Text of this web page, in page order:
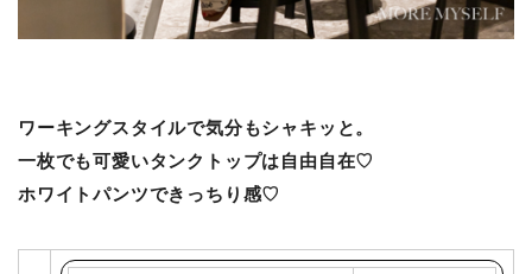
ワーキングスタイルで気分もシャキッと。
一枚でも可愛いタンクトップは自由自在♡
ホワイトパンツできっちり感♡